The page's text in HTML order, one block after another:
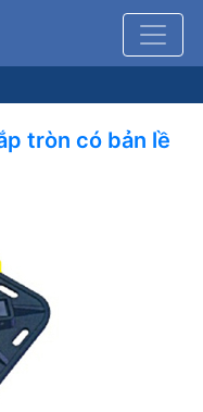
tròn có bản lề